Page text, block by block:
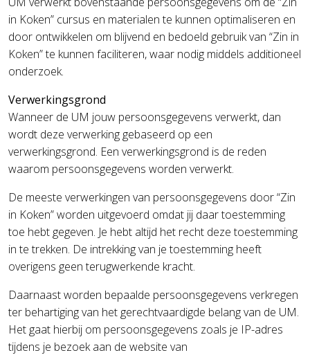
in Koken” cursus en materialen te kunnen optimaliseren en
door ontwikkelen om blijvend en bedoeld gebruik van “Zin in
Koken” te kunnen faciliteren, waar nodig middels additioneel
onderzoek.
Verwerkingsgrond
Wanneer de UM jouw persoonsgegevens verwerkt, dan
wordt deze verwerking gebaseerd op een
verwerkingsgrond. Een verwerkingsgrond is de reden
waarom persoonsgegevens worden verwerkt.
De meeste verwerkingen van persoonsgegevens door “Zin
in Koken” worden uitgevoerd omdat jij daar toestemming
toe hebt gegeven. Je hebt altijd het recht deze toestemming
in te trekken. De intrekking van je toestemming heeft
overigens geen terugwerkende kracht.
Daarnaast worden bepaalde persoonsgegevens verkregen
ter behartiging van het gerechtvaardigde belang van de UM.
Het gaat hierbij om persoonsgegevens zoals je IP-adres
tijdens je bezoek aan de website van